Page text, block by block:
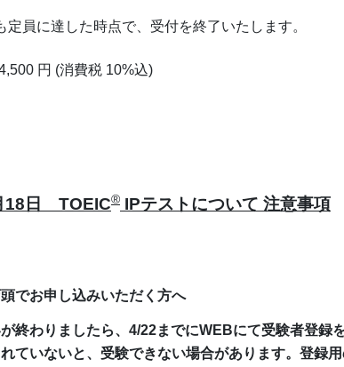
員に達した時点で、受付を終了いたします。
円 (消費税 10%込)
18日 TOEIC® IPテストについて 注意事項
でお申し込みいただく方へ
終わりましたら、4/22までにWEBにて受験者登録
ていないと、受験できない場合があります。登録